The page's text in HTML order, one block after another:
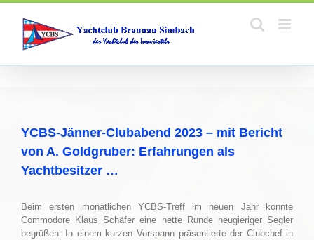
Zum
springen
YCBS-Jänner-Clubabend 2023 – mit Bericht
von A. Goldgruber: Erfahrungen als
Yachtbesitzer …
Beim ersten monatlichen YCBS-Treff im neuen Jahr konnte
Commodore Klaus Schäfer eine nette Runde neugieriger Segler
begrüßen. In einem kurzen Vorspann präsentierte der Clubchef in